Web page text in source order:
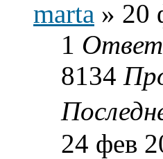
marta » 20
1
8134
24 фев